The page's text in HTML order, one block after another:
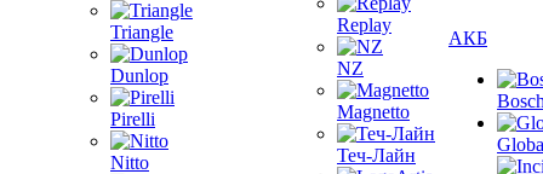
Triangle
Dunlop
Pirelli
Nitto
Replay
NZ
Magnetto
Теч-Лайн
АКБ